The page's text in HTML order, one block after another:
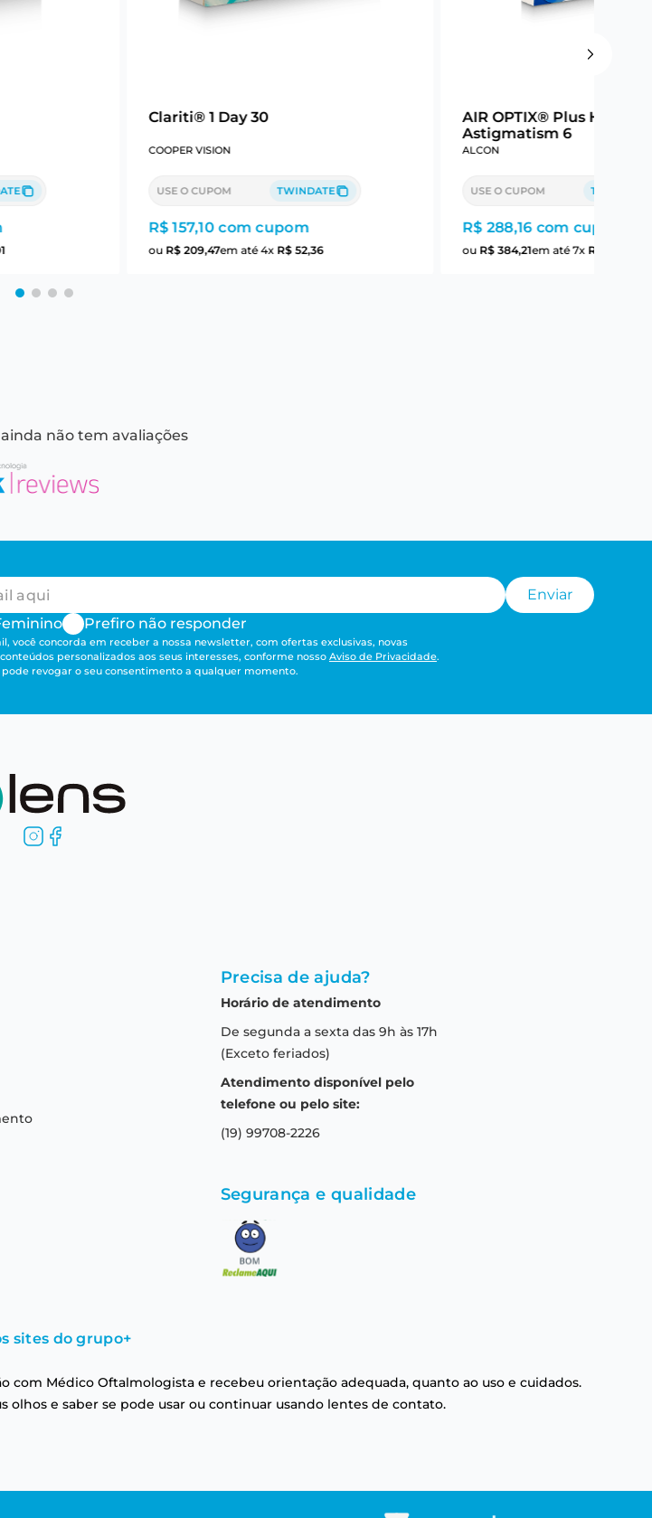
Clariti® 1 Day 30
COOPER VISION
USE O CUPOM TWINDATE
R$ 157,10 com cupom
ou R$ 209,47em até4x R$ 52,36
AIR OPTIX® Plus
Astigmatism 6
ALCON
USE O CUPOM TWINDATE
R$ 288,16com cupom
ou R$ 384,21em até7x R$
não tem avaliações
Enviar
Prefiro não responder
você concorda em receber a nossa newsletter, com ofertas exclusivas, novas
personalizados aos seus interesses, conforme nosso Aviso de Privacidade.
revogar o seu consentimento a qualquer momento.
Precisa de ajuda?
Horário de atendimento
De segunda a sexta das 9h às 17h
(Exceto feriados)
Atendimento disponível pelo
telefone ou pelo site:
(19) 99708-2226
Segurança e qualidade
sites do grupo+
com Médico Oftalmologista e recebeu orientação adequada, quanto ao uso e cuidados.
e saber se pode usar ou continuar usando lentes de contato.